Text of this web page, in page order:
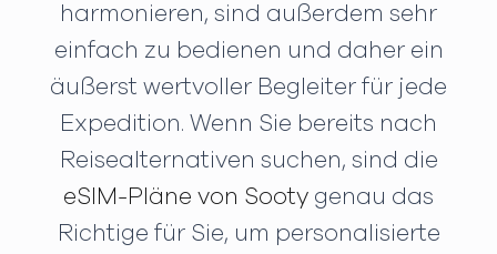
harmonieren, sind außerdem sehr
einfach zu bedienen und daher ein
äußerst wertvoller Begleiter für jede
Expedition. Wenn Sie bereits nach
Reisealternativen suchen, sind die
eSIM-Pläne von Sooty genau das
Richtige für Sie, um personalisierte